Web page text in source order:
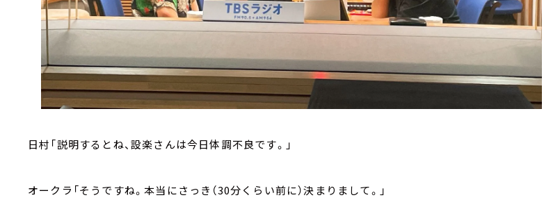
日村「説明するとね、設楽さんは今日体調不良です。」
オークラ「そうですね。本当にさっき（30分くらい前に）決まりまして。」